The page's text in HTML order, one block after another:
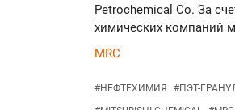
Petrochemical Co. За
химических компаний
MRC
#НЕФТЕХИМИЯ #ПЭТ-